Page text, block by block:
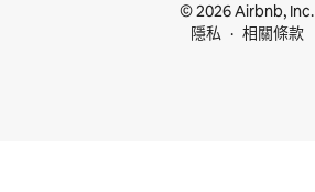
© 2026 Airbnb, Inc.
隱私
相關條款